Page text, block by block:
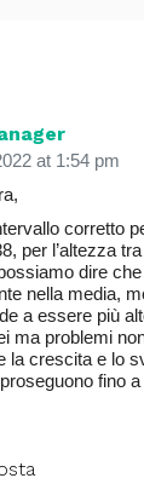
at 1:54 pm
corretto
per l’altezza
dire
nella media,
a essere più
ma problemi
la crescita e lo
fino